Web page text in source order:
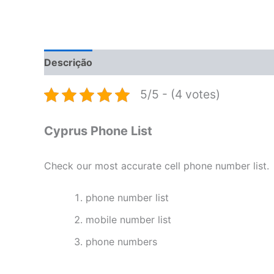
Descrição
5/5 - (4 votes)
Cyprus Phone List
Check our most accurate cell phone number list.
phone number list
mobile number list
phone numbers